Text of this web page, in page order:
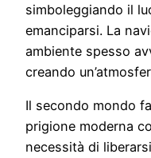
simboleggiando il
emanciparsi. La
ambiente spesso
creando
Il secondo mondo
prigione moderna
necessità di